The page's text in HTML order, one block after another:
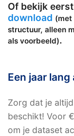
Of bekijk
download (met
structuur, alleen
als voorbeeld).
Een jaar
Zorg dat je
beschikt! Voor
om je dataset